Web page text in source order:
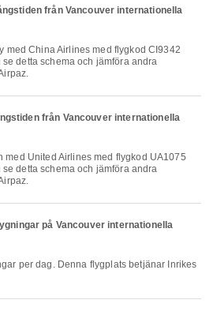
från Vancouver internationella
detta schema och jämföra andra
från Vancouver internationella
detta schema och jämföra andra
på Vancouver internationella